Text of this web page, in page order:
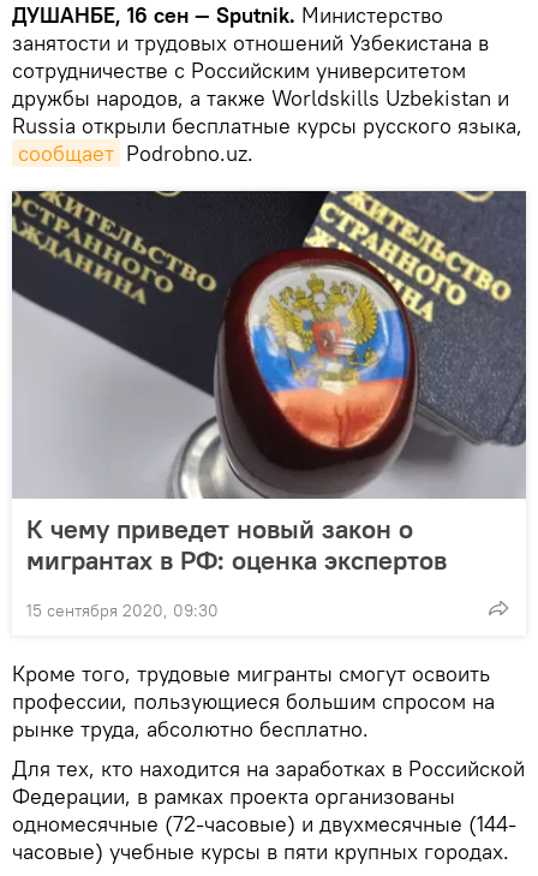
ДУШАНБЕ, 16 сен — Sputnik. Министерство
занятости и трудовых отношений Узбекистана в
сотрудничестве с Российским университетом
дружбы народов, а также Worldskills Uzbekistan и
Russia открыли бесплатные курсы русского языка,
сообщает Podrobno.uz.
К чему приведет новый закон о
мигрантах в РФ: оценка экспертов
15 сентября 2020, 09:30
Кроме того, трудовые мигранты смогут освоить
профессии, пользующиеся большим спросом на
рынке труда, абсолютно бесплатно.
Для тех, кто находится на заработках в Российской
Федерации, в рамках проекта организованы
одномесячные (72-часовые) и двухмесячные (144-
часовые) учебные курсы в пяти крупных городах.